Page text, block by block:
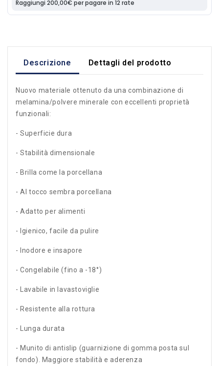
Descrizione Dettagli del prodotto
Nuovo materiale ottenuto da una combinazione di
melamina/polvere minerale con eccellenti proprietà
funzionali:
- Superficie dura
- Stabilità dimensionale
- Brilla come la porcellana
- Al tocco sembra porcellana
- Adatto per alimenti
- Igienico, facile da pulire
- Inodore e insapore
- Congelabile (fino a -18°)
- Lavabile in lavastoviglie
- Resistente alla rottura
- Lunga durata
- Munito di antislip (guarnizione di gomma posta sul
fondo). Maggiore stabilità e aderenza